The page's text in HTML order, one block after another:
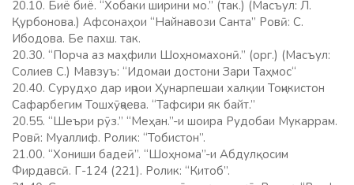
20.10. Биё биё. “Хобаки ширини мо.” (так.) (Масъул: Л.
Қурбонова.) Афсонаҳои “Найнавози Санта” Ровӣ: С.
Ибодова. Бе пахш. так.
20.30. “Порча аз маҳфили Шоҳномахонӣ.” (орг.) (Масъул:
Солиев С.) Мавзуъ: “Идомаи достони Зари Таҳмос“
20.40. Сурудҳо дар иҷрои Ҳунарпешаи халқии Тоҷикистон
Сафарбегим Тошхӯҷаева. “Тафсири як байт.”
20.55. “Шеъри рӯз.” “Меҳан.”-и шоира Рудобаи Мукаррам.
Ровӣ: Муаллиф. Ролик: “Тобистон”.
21.00. “Хониши бадеӣ”. “Шоҳнома”-и Абдулқосим
Фирдавсӣ. Г-124 (221). Ролик: “Китоб”.